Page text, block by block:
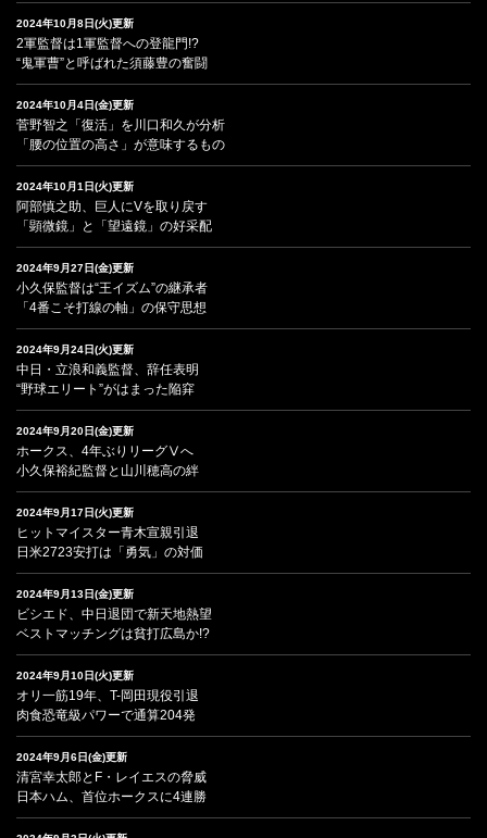
2024年10月8日(火)更新
2軍監督は1軍監督への登龍門!?
“鬼軍曹”と呼ばれた須藤豊の奮闘
2024年10月4日(金)更新
菅野智之「復活」を川口和久が分析
「腰の位置の高さ」が意味するもの
2024年10月1日(火)更新
阿部慎之助、巨人にVを取り戻す
「顕微鏡」と「望遠鏡」の好采配
2024年9月27日(金)更新
小久保監督は“王イズム”の継承者
「4番こそ打線の軸」の保守思想
2024年9月24日(火)更新
中日・立浪和義監督、辞任表明
“野球エリート”がはまった陥穽
2024年9月20日(金)更新
ホークス、4年ぶりリーグⅤへ
小久保裕紀監督と山川穂高の絆
2024年9月17日(火)更新
ヒットマイスター青木宣親引退
日米2723安打は「勇気」の対価
2024年9月13日(金)更新
ビシエド、中日退団で新天地熱望
ベストマッチングは貧打広島か!?
2024年9月10日(火)更新
オリ一筋19年、T-岡田現役引退
肉食恐竜級パワーで通算204発
2024年9月6日(金)更新
清宮幸太郎とF・レイエスの脅威
日本ハム、首位ホークスに4連勝